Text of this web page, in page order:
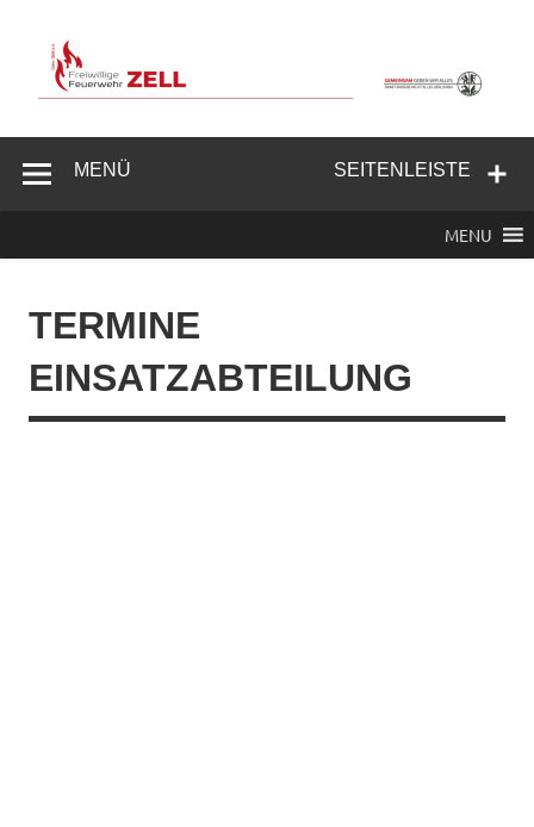
springen
Feuerwehr
SEITENLEISTE
MENÜ
MENU
TERMINE
EINSATZABTEILUNG